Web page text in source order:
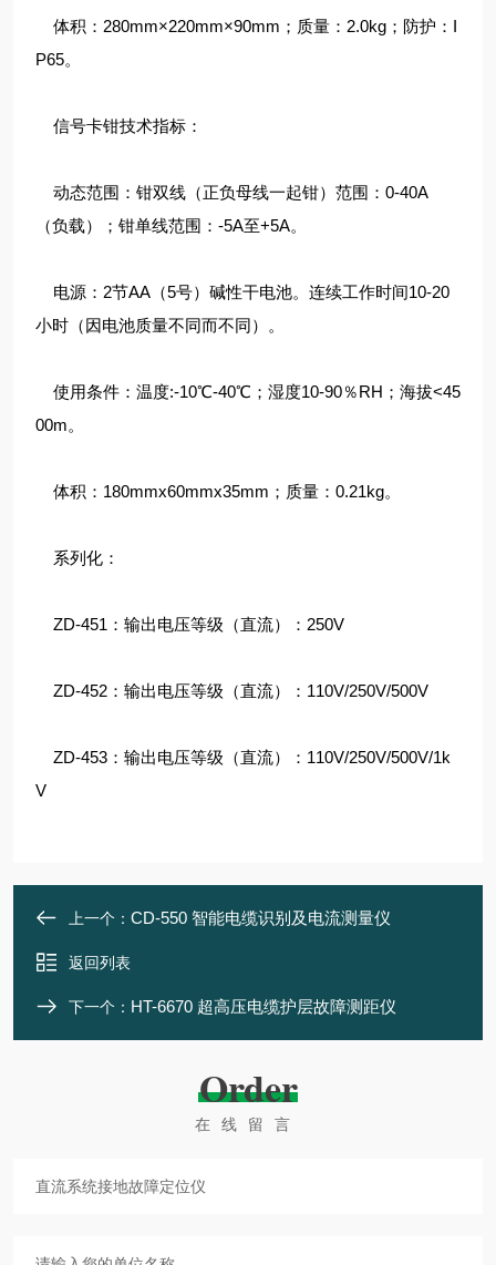
体积：280mm×220mm×90mm；质量：2.0kg；防护：I
P65。
信号卡钳技术指标：
动态范围：钳双线（正负母线一起钳）范围：0-40A
（负载）；钳单线范围：-5A至+5A。
电源：2节AA（5号）碱性干电池。连续工作时间10-20
小时（因电池质量不同而不同）。
使用条件：温度:-10℃-40℃；湿度10-90％RH；海拔<45
00m。
体积：180mmx60mmx35mm；质量：0.21kg。
系列化：
ZD-451：输出电压等级（直流）：250V
ZD-452：输出电压等级（直流）：110V/250V/500V
ZD-453：输出电压等级（直流）：110V/250V/500V/1k
V
上一个： CD-550 智能电缆识别及电流测量仪
返回列表
下一个： HT-6670 超高压电缆护层故障测距仪
Order
在线留言